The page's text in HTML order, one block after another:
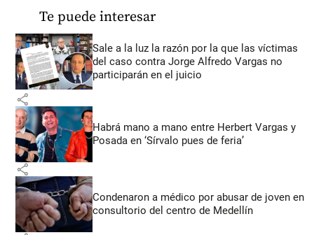
Te puede interesar
Sale a la luz la razón por la que las víctimas
del caso contra Jorge Alfredo Vargas no
participarán en el juicio
share
Habrá mano a mano entre Herbert Vargas y
Posada en ‘Sírvalo pues de feria’
share
Condenaron a médico por abusar de joven en
consultorio del centro de Medellín